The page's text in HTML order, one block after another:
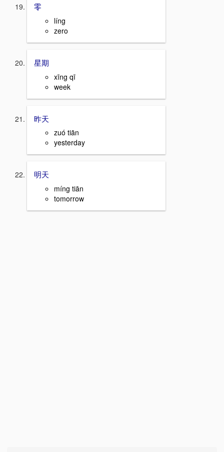
零
líng
zero
星期
xīng qī
week
昨天
zuó tiān
yesterday
明天
míng tiān
tomorrow